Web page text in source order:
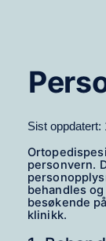
Sist oppdatert:
personvern.
behandles
besøkende
klinikk.